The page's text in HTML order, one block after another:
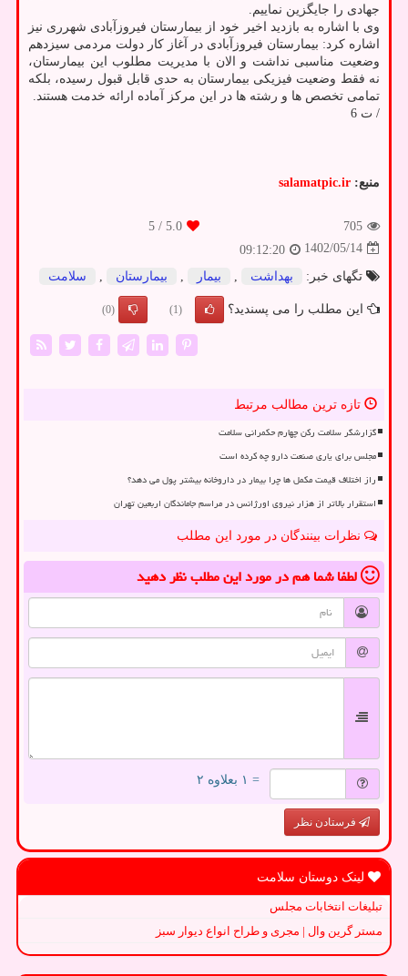
جهادی را جایگزین نماییم.
وی با اشاره به بازدید اخیر خود از بیمارستان فیروزآبادی شهرری نیز
اشاره کرد: بیمارستان فیروزآبادی در آغاز کار دولت مردمی سیزدهم
وضعیت مناسبی نداشت و الان با مدیریت مطلوب این بیمارستان،
نه فقط وضعیت فیزیکی بیمارستان به حدی قابل قبول رسیده، بلکه
تمامی تخصص ها و رشته ها در این مرکز آماده ارائه خدمت هستند.
/ ت 6
منبع: salamatpic.ir
705
5.0
/ 5
1402/05/14
09:12:20
تگهای خبر:
بهداشت بیمار بیمارستان سلامت
این مطلب را می پسندید؟ (1)
(0)
تازه ترین مطالب مرتبط
گزارشگر سلامت رکن چهارم حکمرانی سلامت
مجلس برای یاری صنعت دارو چه کرده است
راز اختلاف قیمت مکمل ها چرا بیمار در داروخانه بیشتر پول می دهد؟
استقرار بالاتر از هزار نیروی اورژانس در مراسم جاماندگان اربعین تهران
نظرات بینندگان در مورد این مطلب
لطفا شما همدر مورد این مطلبنظر دهید
= ۱ بعلاوه ۲
فرستادن نظر
لینک دوستان سلامت
تبلیغات انتخابات مجلس
مستر گرین وال | مجری و طراح انواع دیوار سبز